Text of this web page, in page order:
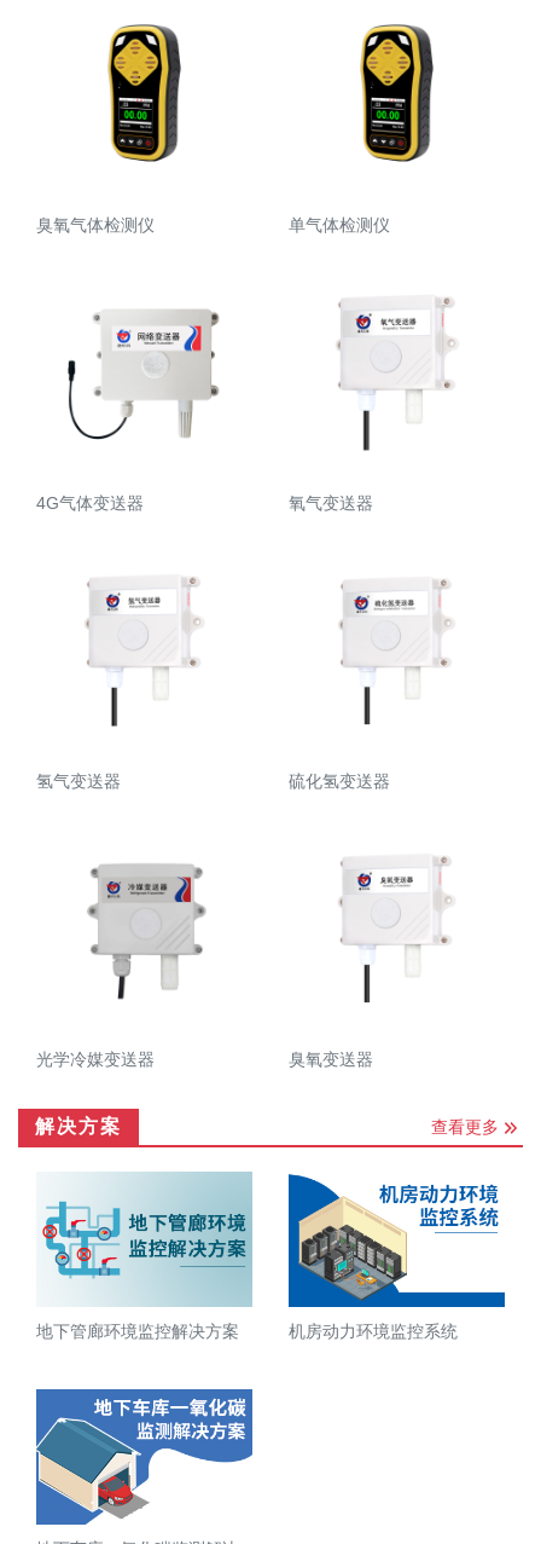
臭氧气体检测仪 单气体检测仪
4G气体变送器 氧气变送器
氢气变送器 硫化氢变送器
光学冷媒变送器 臭氧变送器
解决方案 查看更多
地下管廊环境监控解决方案 机房动力环境监控系统